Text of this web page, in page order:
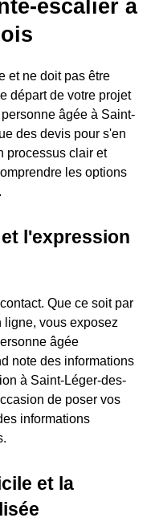
escalier à
et ne doit pas être
départ de votre projet
âgée à Saint-
des devis pour s'en
processus clair et
les options
l'expression
Que ce soit par
ligne, vous exposez
âgée
note des informations
à Saint-Léger-des-
de poser vos
informations
et la